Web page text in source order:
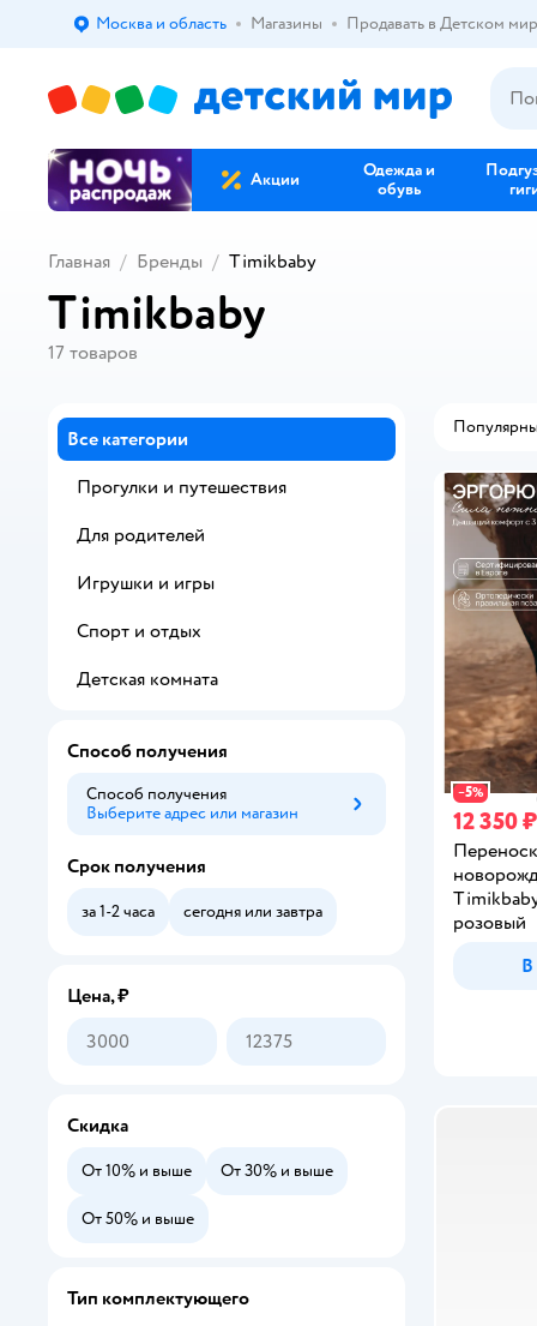
Выбор адреса доставки.
Москва и область Магазины Продавать в Детском
Акции
Одежда и
обувь
Главная Бренды Timikbaby
Timikbaby
17 товаров
−5%
12 350 ₽
розовый
В
Все категории
Прогулки и путешествия
Для родителей
Игрушки и игры
Спорт и отдых
Детская комната
Способ получения
Способ получения
Выберите адрес или магазин
Способ получения
Срок получения
за 1-2 часа сегодня или завтра
Цена, ₽
Скидка
От 10% и выше От 30% и выше
От 50% и выше
Тип комплектующего